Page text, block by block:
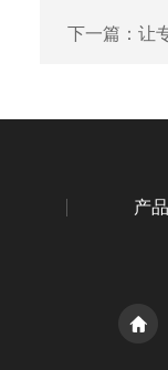
下一篇： 让
产